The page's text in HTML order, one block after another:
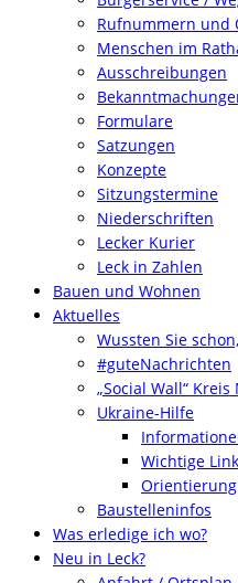
Rufnummern und
Menschen im
Ausschreibungen
Formulare
Satzungen
Konzepte
Sitzungstermine
Niederschriften
Lecker Kurier
Leck in Zahlen
Bauen und Wohnen
Aktuelles
Wussten Sie
#guteNachrichten
„Social Wall“ Kreis
Ukraine-Hilfe
Wichtige
Baustelleninfos
Was erledige ich wo?
Neu in Leck?